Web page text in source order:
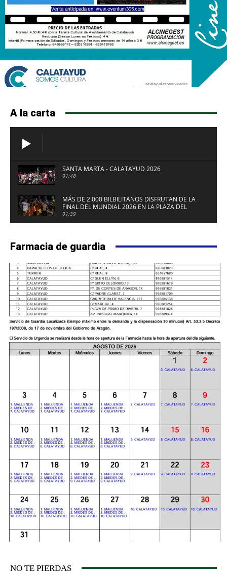
A la carta
SANTA MARTA - CALATAYUD 2026
01:48
MÁS DE 2.000 BILBILITANOS DISFRUTAN DE LA
FINAL DEL MUNDIAL 2026 EN LA PLAZA DEL
FUERTE DE CALATAYUD
01:39
Farmacia de guardia
NO TE PIERDAS